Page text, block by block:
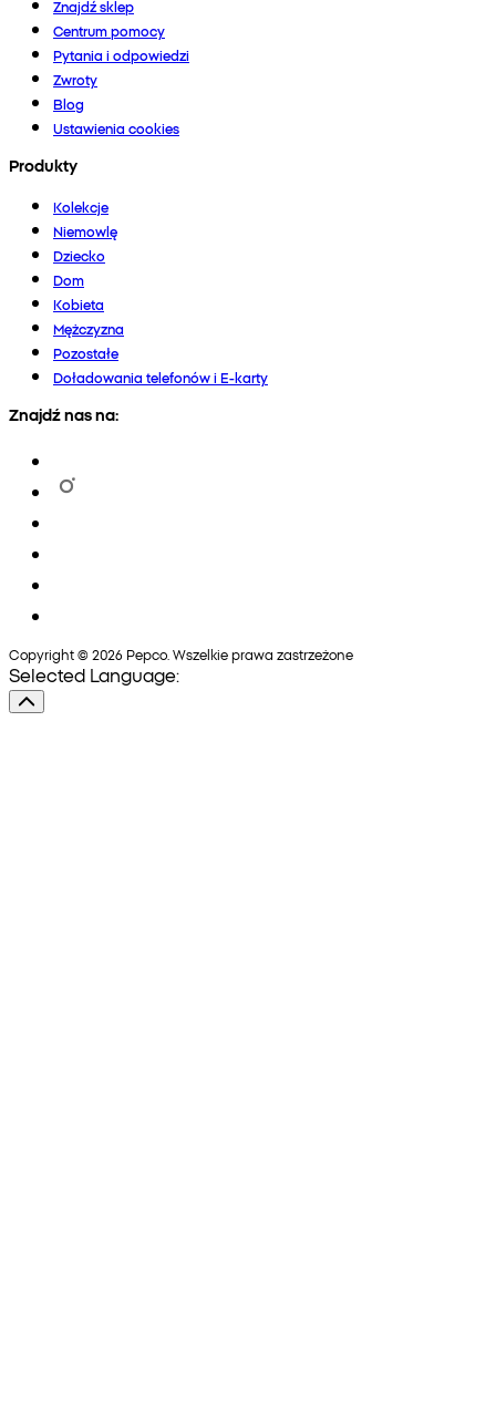
Znajdź sklep
Centrum pomocy
Pytania i odpowiedzi
Zwroty
Blog
Ustawienia cookies
Produkty
Kolekcje
Niemowlę
Dziecko
Dom
Kobieta
Mężczyzna
Pozostałe
Doładowania telefonów i E-karty
Znajdź nas na:
Copyright © 2026 Pepco. Wszelkie prawa zastrzeżone
Selected Language: